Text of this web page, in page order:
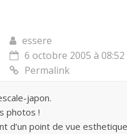
essere
6 octobre 2005 à 08:52
Permalink
japon.
photos !
d’un point de vue